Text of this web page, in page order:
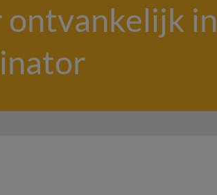
ontvankelijk in